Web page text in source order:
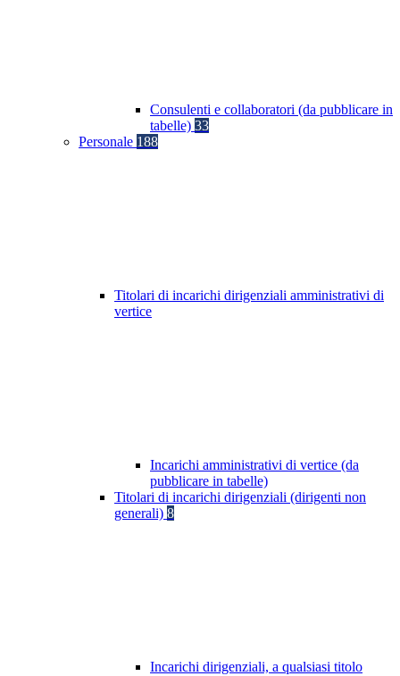
Consulenti e collaboratori (da pubblicare in
tabelle) 33
Personale 188
Titolari di incarichi dirigenziali amministrativi di
vertice
Incarichi amministrativi di vertice (da
pubblicare in tabelle)
Titolari di incarichi dirigenziali (dirigenti non
generali) 8
Incarichi dirigenziali, a qualsiasi titolo